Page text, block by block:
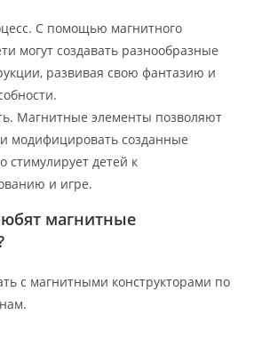
С помощью магнитного
могут создавать разнообразные
развивая свою фантазию и
Магнитные элементы позволяют
модифицировать созданные
стимулирует детей к
и игре.
магнитные
с магнитными конструкторами по